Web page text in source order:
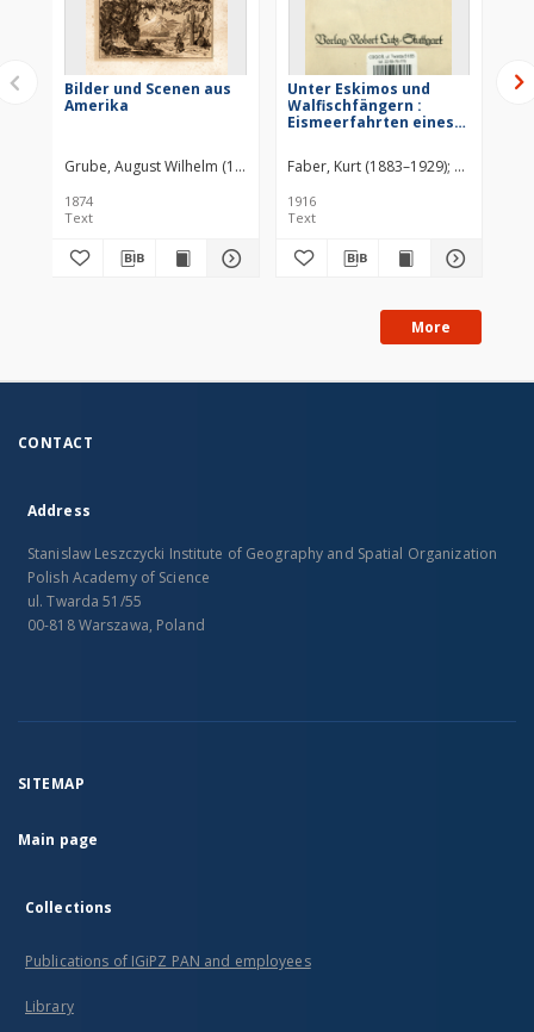
Bilder und Scenen aus
Amerika
Grube, August Wilhelm (1816–1884) J.-F.-Steinkopf-Verlag. Wydawca
1874
Text
Unter Eskimos und
Walfischfängern :
Eismeerfahrten eines
Faber, Kurt (1883–1929) Robert Lutz
1916
Text
More
CONTACT
Address
Stanislaw Leszczycki Institute of Geography and Spatial Organization
Polish Academy of Science
ul. Twarda 51/55
00-818 Warszawa, Poland
SITEMAP
Main page
Collections
Publications of IGiPZ PAN and employees
Library